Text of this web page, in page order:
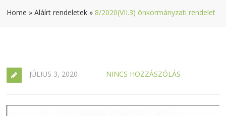
Home »Aláírt rendeletek » 8/2020(VII.3) önkormányzati rendelet
JÚLIUS 3, 2020 NINCS HOZZÁSZÓLÁS